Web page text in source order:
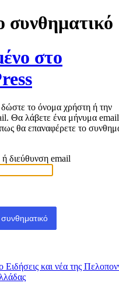
συνθηματικό
στο
το όνομα χρήστη ή την
Θα λάβετε ένα μήνυμα
πως θα επαναφέρετε το
διεύθυνση email
και νέα της